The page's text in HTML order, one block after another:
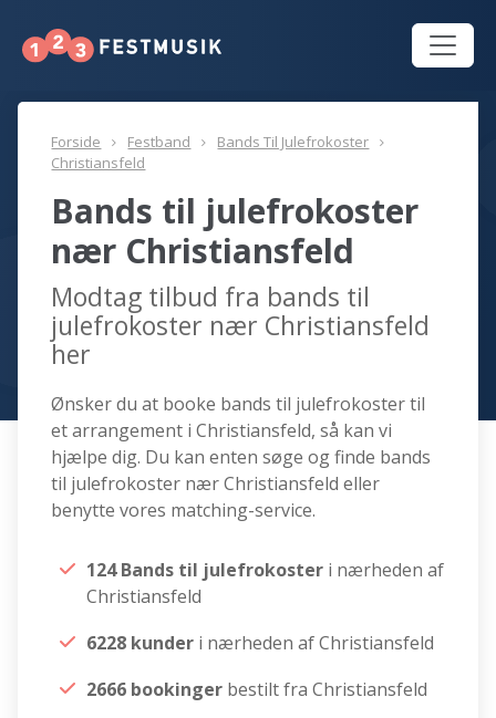
Forside Festband
Bands Til Julefrokoster
Christiansfeld
Bands til julefrokoster
nær Christiansfeld
Modtag tilbud fra bands til
julefrokoster nær Christiansfeld
her
Ønsker du at booke bands til julefrokoster til
et arrangement i Christiansfeld, så kan vi
hjælpe dig. Du kan enten søge og finde bands
til julefrokoster nær Christiansfeld eller
benytte vores matching-service.
124 Bands til julefrokoster i nærheden af
Christiansfeld
6228 kunder i nærheden af Christiansfeld
2666 bookinger bestilt fra Christiansfeld